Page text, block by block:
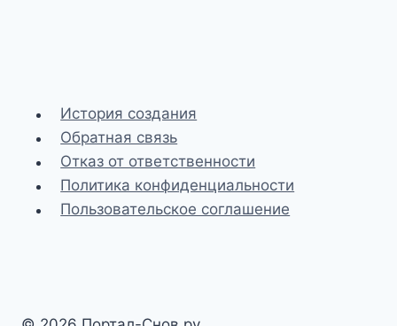
История создания
Обратная связь
Отказ от ответственности
Политика конфиденциальности
Пользовательское соглашение